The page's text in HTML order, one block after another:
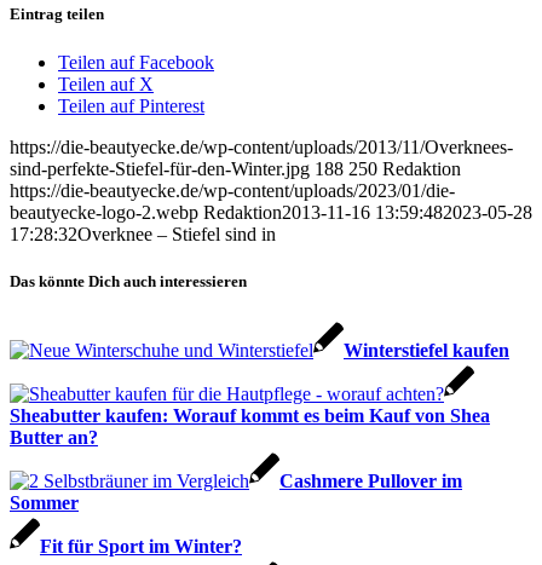
Eintrag teilen
Teilen auf Facebook
Teilen auf X
Teilen auf Pinterest
https://die-beautyecke.de/wp-content/uploads/2013/11/Overknees-
sind-perfekte-Stiefel-für-den-Winter.jpg 188 250 Redaktion
https://die-beautyecke.de/wp-content/uploads/2023/01/die-
beautyecke-logo-2.webp Redaktion2013-11-16 13:59:482023-05-28
17:28:32Overknee – Stiefel sind in
Das könnte Dich auch interessieren
Winterstiefel kaufen
Sheabutter kaufen: Worauf kommt es beim Kauf von Shea
Butter an?
Cashmere Pullover im
Sommer
Fit für Sport im Winter?